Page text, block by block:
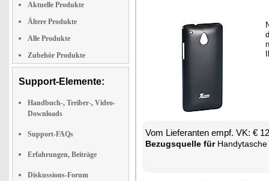
Aktuelle Produkte
Ältere Produkte
Alle Produkte
Zubehör Produkte
Support-Elemente:
Handbuch-, Treiber-, Video-
Downloads
Support-FAQs
Erfahrungen, Beiträge
Diskussions-Forum
Vom Lie­fe­ran­ten empf. VK: €
Be­zugs­quel­le fürHan­dy­ta­sche